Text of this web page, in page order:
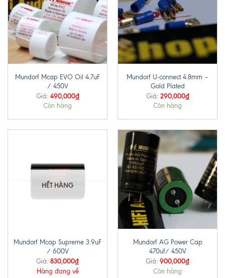
Mundorf Mcap EVO Oil 4.7uF
/ 450V
Giá: 490,000₫
Còn hàng
Mundorf U-connect 4.8mm –
Gold Plated
Giá: 290,000₫
Còn hàng
HẾT HÀNG
Mundorf Mcap Supreme 3.9uF
/ 600V
Giá: 830,000₫
Hàng đang về
Mundorf AG Power Cap
470uf/ 450V
Giá: 900,000₫
Còn hàng